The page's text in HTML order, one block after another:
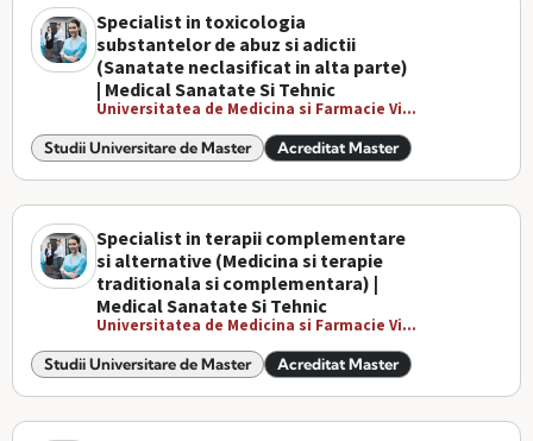
Specialist in toxicologia
substantelor de abuz si adictii
(Sanatate neclasificat in alta parte)
| Medical Sanatate Si Tehnic
Universitatea de Medicina si Farmacie Vi...
Studii Universitare de Master Acreditat Master
Specialist in terapii complementare
si alternative (Medicina si terapie
traditionala si complementara) |
Medical Sanatate Si Tehnic
Universitatea de Medicina si Farmacie Vi...
Studii Universitare de Master Acreditat Master